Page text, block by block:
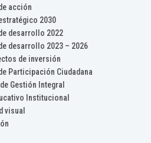
acción
2030
desarrollo 2022
desarrollo 2023 – 2026
de inversión
Participación Ciudadana
Gestión Integral
Institucional
visual